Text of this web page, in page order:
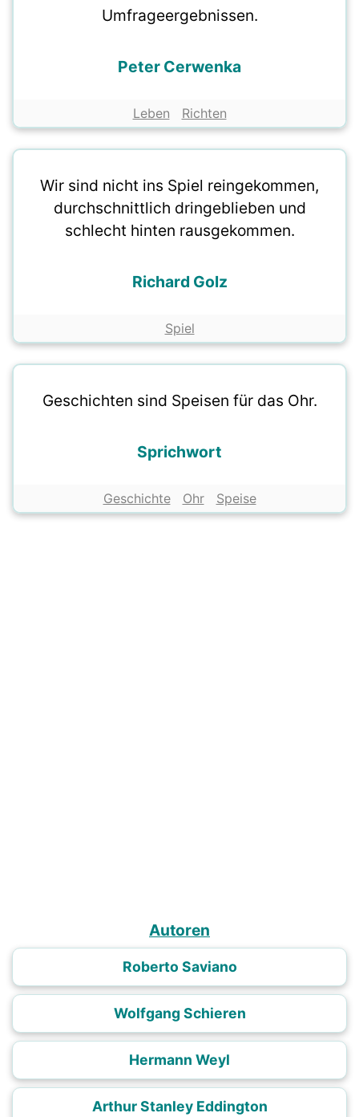
Umfrageergebnissen.
Peter Cerwenka
Leben Richten
Wir sind nicht ins Spiel reingekommen,
durchschnittlich dringeblieben und
schlecht hinten rausgekommen.
Richard Golz
Spiel
Geschichten sind Speisen für das Ohr.
Sprichwort
Geschichte Ohr Speise
Autoren
Roberto Saviano
Wolfgang Schieren
Hermann Weyl
Arthur Stanley Eddington